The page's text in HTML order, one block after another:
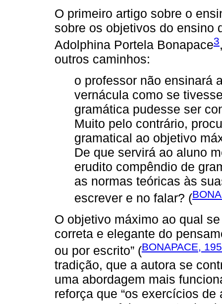
O primeiro artigo sobre o
sobre os objetivos do ensino
Adolphina Portela Bonapace3
outros caminhos:
o professor não ensinará
vernácula como se
gramática pudesse ser
Muito pelo contrário,
gramatical ao objetivo
De que servirá ao aluno
erudito compêndio de
as normas teóricas às
escrever e no falar? (
O objetivo máximo ao qual
correta e elegante do
ou por escrito” (BONAPACE,
tradição, que a autora se
uma abordagem mais
reforça que “os exercícios